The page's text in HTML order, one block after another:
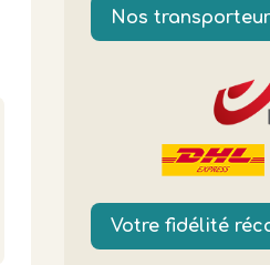
Nos
Votre fidélité